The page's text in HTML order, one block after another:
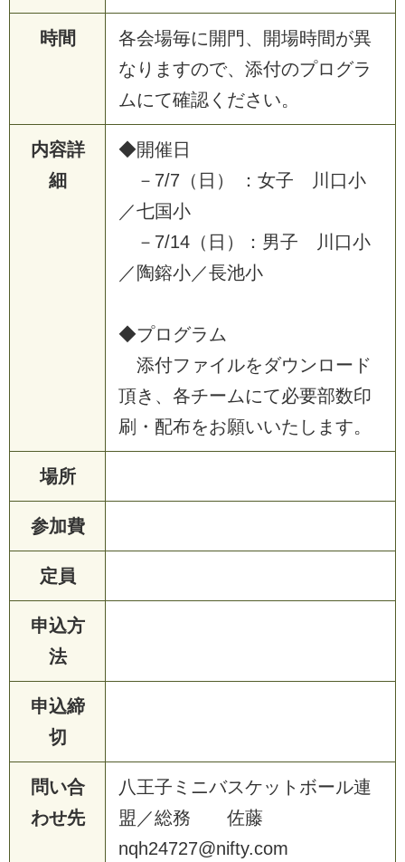
時間 各会場毎に開 門 、 開場時間が異
な り ま すので、 添付のプロ グラ
ムにて確認 く ださ い。
内容詳
細
◆開催 日
－ 7/7 （ 日 ） ： 女子 川 口小
／七国小
－ 7/14 （ 日 ） ： 男子 川 口小
／ 陶鎔小／長池小
◆プロ グラ ム
添付フ ァイ ルをダウ ンロー ド
頂き 、 各チームにて必要部数印
刷 ・ 配布をお願いいた し ま す。
場所
参加費
定員
申込方
法
申込締
切
問い合
わせ先
八王子 ミ ニバスケッ ト ボール連
盟 ／総務 佐藤
nqh24727@nifty.com